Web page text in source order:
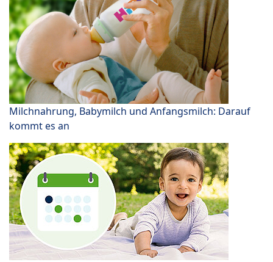
Milchnahrung, Babymilch und Anfangsmilch: Darauf
kommt es an